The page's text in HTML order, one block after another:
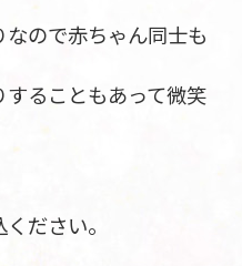
ので赤ちゃん同士も
ることもあって微笑
ださい。